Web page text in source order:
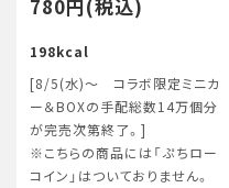
780円(税込)
198kcal
[8/5(水)～ コラボ限定ミニカ
ー＆BOXの手配総数14万個分
が完売次第終了。]
※こちらの商品には「ぷちロー
コイン」はついておりません。